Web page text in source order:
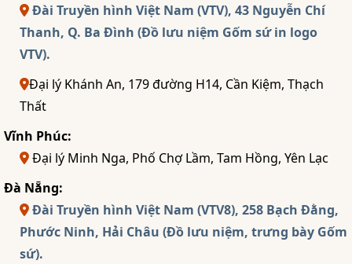
Đài Truyền hình Việt Nam (VTV), 43 Nguyễn Chí
Thanh, Q. Ba Đình (Đồ lưu niệm Gốm sứ in logo
VTV).
Đại lý Khánh An, 179 đường H14, Cần Kiệm, Thạch
Thất
Vĩnh Phúc:
Đại lý Minh Nga, Phố Chợ Lầm, Tam Hồng, Yên Lạc
Đà Nẵng:
Đài Truyền hình Việt Nam (VTV8), 258 Bạch Đằng,
Phước Ninh, Hải Châu (Đồ lưu niệm, trưng bày Gốm
sứ).